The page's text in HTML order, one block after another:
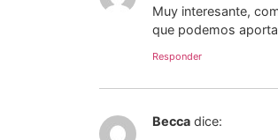
Muy interesante,
que podemos
Responder
Becca dice: